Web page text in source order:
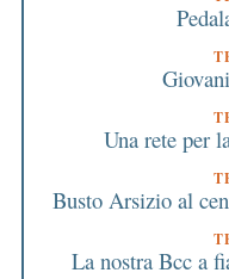
Una rete per
Busto Arsizio al
La nostra Bcc a